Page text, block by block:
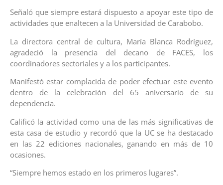
Señaló que siempre estará dispuesto a apoyar este tipo de
actividades que enaltecen a la Universidad de Carabobo.
La directora central de cultura, María Blanca Rodríguez,
agradeció la presencia del decano de FACES, los
coordinadores sectoriales y a los participantes.
Manifestó estar complacida de poder efectuar este evento
dentro de la celebración del 65 aniversario de su
dependencia.
Calificó la actividad como una de las más significativas de
esta casa de estudio y recordó que la UC se ha destacado
en las 22 ediciones nacionales, ganando en más de 10
ocasiones.
“Siempre hemos estado en los primeros lugares”.